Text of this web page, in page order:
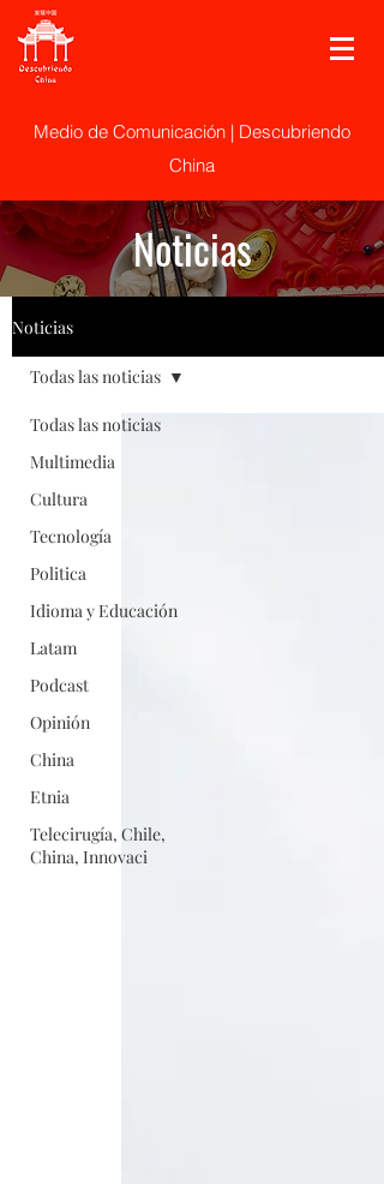
Medio de Comunicación | Descubriendo
China
Noticias
Noticias
Todas las noticias
Multimedia
Cultura
Tecnología
Politica
Idioma y Educación
Latam
Podcast
Opinión
China
Etnia
Telecirugía, Chile,
China, Innovaci
Todas las noticias